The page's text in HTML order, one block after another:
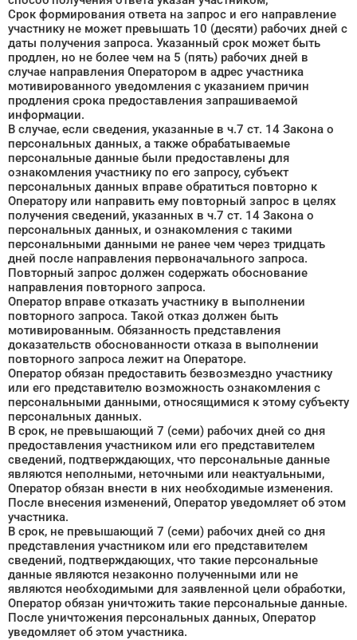
Срок формирования ответа на запрос и его направление
участнику не может превышать 10 (десяти) рабочих дней с
даты получения запроса. Указанный срок может быть
продлен, но не более чем на 5 (пять) рабочих дней в
случае направления Оператором в адрес участника
мотивированного уведомления с указанием причин
продления срока предоставления запрашиваемой
информации.
В случае, если сведения, указанные в ч.7 ст. 14 Закона о
персональных данных, а также обрабатываемые
персональные данные были предоставлены для
ознакомления участнику по его запросу, субъект
персональных данных вправе обратиться повторно к
Оператору или направить ему повторный запрос в целях
получения сведений, указанных в ч.7 ст. 14 Закона о
персональных данных, и ознакомления с такими
персональными данными не ранее чем через тридцать
дней после направления первоначального запроса.
Повторный запрос должен содержать обоснование
направления повторного запроса.
Оператор вправе отказать участнику в выполнении
повторного запроса. Такой отказ должен быть
мотивированным. Обязанность представления
доказательств обоснованности отказа в выполнении
повторного запроса лежит на Операторе.
Оператор обязан предоставить безвозмездно участнику
или его представителю возможность ознакомления с
персональными данными, относящимися к этому субъекту
персональных данных.
В срок, не превышающий 7 (семи) рабочих дней со дня
предоставления участником или его представителем
сведений, подтверждающих, что персональные данные
являются неполными, неточными или неактуальными,
Оператор обязан внести в них необходимые изменения.
После внесения изменений, Оператор уведомляет об этом
участника.
В срок, не превышающий 7 (семи) рабочих дней со дня
представления участником или его представителем
сведений, подтверждающих, что такие персональные
данные являются незаконно полученными или не
являются необходимыми для заявленной цели обработки,
Оператор обязан уничтожить такие персональные данные.
После уничтожения персональных данных, Оператор
уведомляет об этом участника.